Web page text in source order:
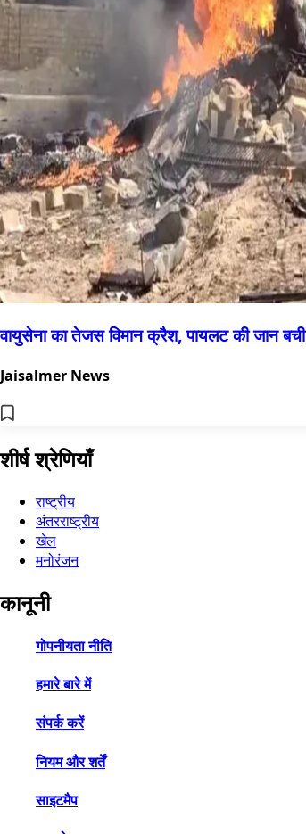
वायुसेना का तेजस विमान क्रैश, पायलट की जान बची
Jaisalmer News
शीर्ष श्रेणियाँ
राष्ट्रीय
अंतरराष्ट्रीय
खेल
मनोरंजन
कानूनी
गोपनीयता नीति
हमारे बारे में
संपर्क करें
नियम और शर्तें
साइटमैप